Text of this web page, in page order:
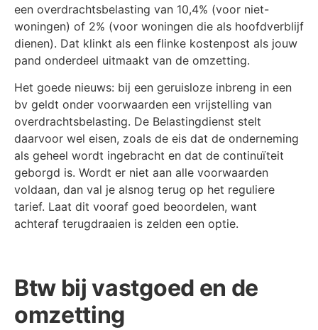
een overdrachtsbelasting van 10,4% (voor niet-
woningen) of 2% (voor woningen die als hoofdverblijf
dienen). Dat klinkt als een flinke kostenpost als jouw
pand onderdeel uitmaakt van de omzetting.
Het goede nieuws: bij een geruisloze inbreng in een
bv geldt onder voorwaarden een vrijstelling van
overdrachtsbelasting. De Belastingdienst stelt
daarvoor wel eisen, zoals de eis dat de onderneming
als geheel wordt ingebracht en dat de continuïteit
geborgd is. Wordt er niet aan alle voorwaarden
voldaan, dan val je alsnog terug op het reguliere
tarief. Laat dit vooraf goed beoordelen, want
achteraf terugdraaien is zelden een optie.
Btw bij vastgoed en de
omzetting